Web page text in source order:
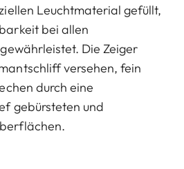
Leuchtmaterial gefüllt,
bei allen
Die Zeiger
versehen, fein
durch eine
gebürsteten und